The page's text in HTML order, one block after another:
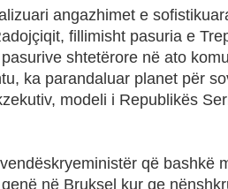
angazhimet e
fillimisht pasuria e
shtetërore në ato
ka parandaluar planet për
modeli i Republikës
që bashkë
në Bruksel kur qe